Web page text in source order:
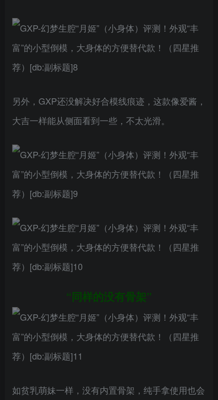
另外，GXP还没解决好合模线痕迹，这款像爱酱，
大吉一样能从侧面看到一些，不太光滑。
“同样的没有骨架”
如贫乳萌妹一样，没有内置骨架，纯手拿使用也会